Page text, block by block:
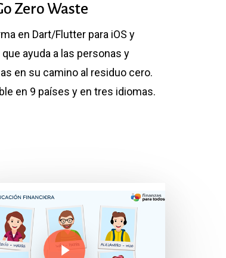
Zero Waste
en Dart/Flutter para iOS y
ayuda a las personas y
en su camino al residuo cero.
en 9 países y en tres idiomas.
Play Video